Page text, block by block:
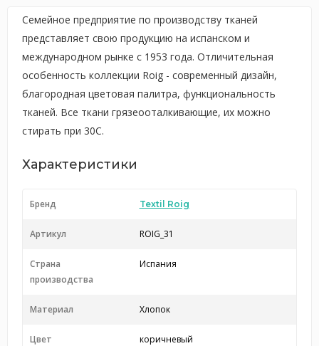
Семейное предприятие по производству тканей
представляет свою продукцию на испанском и
международном рынке с 1953 года. Отличительная
особенность коллекции Roig - cовременный дизайн,
благородная цветовая палитра, функциональность
тканей. Все ткани грязеооталкивающие, их можно
стирать при 30С.
Характеристики
Бренд Textil Roig
Артикул ROIG_31
Страна
производства
Испания
Материал Хлопок
Цвет коричневый